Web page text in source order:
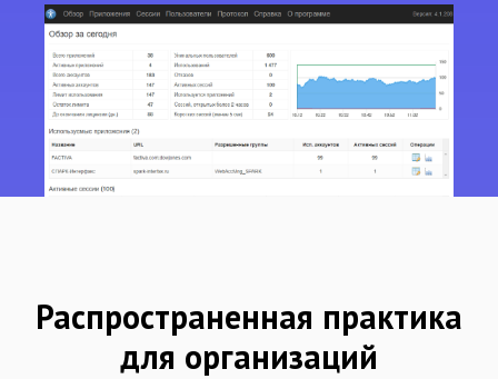
Распространенная практика
для организаций